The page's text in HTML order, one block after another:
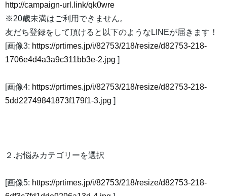
http://campaign-url.link/qk0wre
※20歳未満はご利用できません。
友だち登録をして頂けると以下のようなLINEが届きます！
[画像3: https://prtimes.jp/i/82753/218/resize/d82753-218-
1706e4d4a3a9c311bb3e-2.jpg ]
[画像4: https://prtimes.jp/i/82753/218/resize/d82753-218-
5dd22749841873f179f1-3.jpg ]
２.お悩みカテゴリーを選択
[画像5: https://prtimes.jp/i/82753/218/resize/d82753-218-